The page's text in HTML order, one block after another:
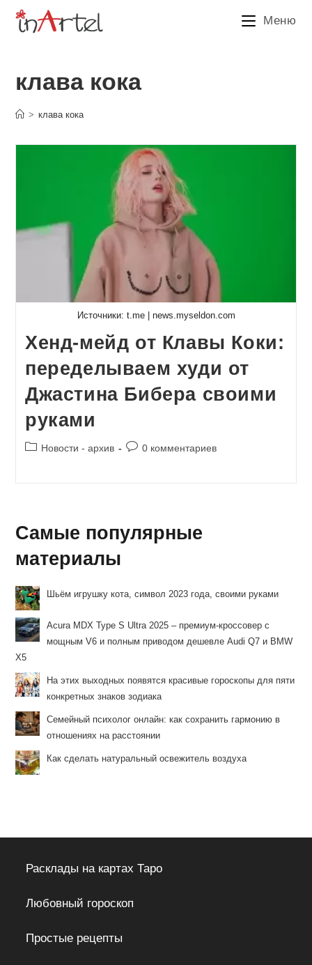
Перейти
Меню
клава кока
> клава кока
Источники: t.me | news.myseldon.com
Хенд-мейд от Клавы Коки:
переделываем худи от
Джастина Бибера своими
руками
Рубрика
Новости - архив
Комментарии
0 комментариев
Самые популярные
материалы
Шьём игрушку кота, символ 2023 года, своими руками
Acura MDX Type S Ultra 2025 – премиум-кроссовер с
мощным V6 и полным приводом дешевле Audi Q7 и BMW
X5
На этих выходных появятся красивые гороскопы для пяти
конкретных знаков зодиака
Семейный психолог онлайн: как сохранить гармонию в
отношениях на расстоянии
Как сделать натуральный освежитель воздуха
Расклады на картах Таро
Любовный гороскоп
Простые рецепты